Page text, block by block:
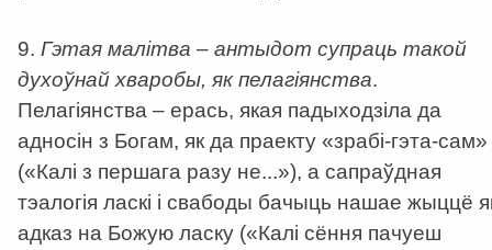
9. Гэтая малітва – антыдот супраць такой
духоўнай хваробы, як пелагіянства.
Пелагіянства – ерась, якая падыходзіла да
адносін з Богам, як да праекту «зрабі-гэта-сам»
(«Калі з першага разу не...»), а сапраўдная
тэалогія ласкі і свабоды бачыць нашае жыццё
адказ на Божую ласку («Калі сёння пачуеш